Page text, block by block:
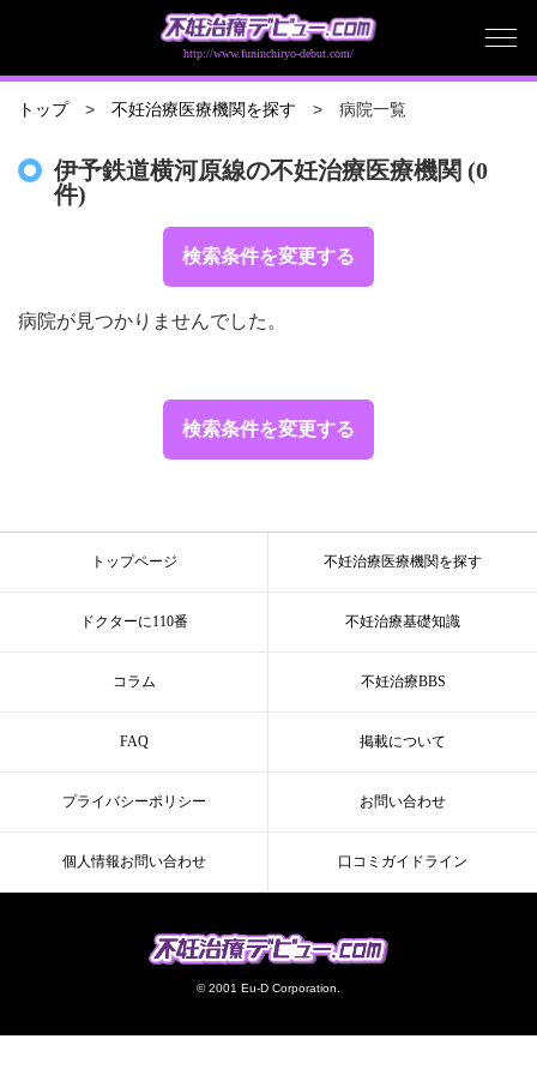
http://www.funinchiryo-debut.com/
トップ 不妊治療医療機関を探す 病院一覧
検索条件を変更する
伊予鉄道横河原線の不妊治療医療機関 (0
件)
検索条件を変更する
病院が見つかりませんでした。
トップページ 不妊治療医療機関を探す
ドクターに110番 不妊治療基礎知識
コラム 不妊治療BBS
FAQ 掲載について
プライバシーポリシー お問い合わせ
個人情報お問い合わせ 口コミガイドライン
© 2001 Eu-D Corporation.